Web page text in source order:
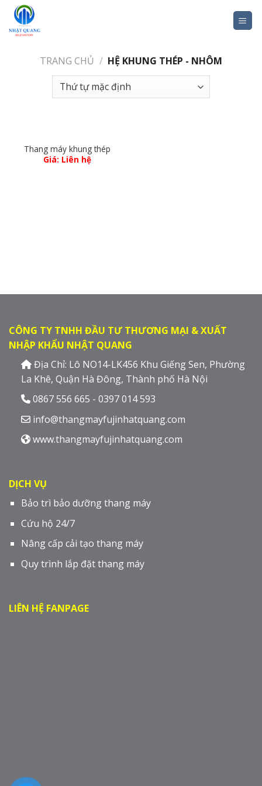
Skip
content
TRANG CHỦ / HỆ KHUNG THÉP - NHÔM
Thang máy khung thép
Giá: Liên hệ
CÔNG TY TNHH ĐẦU TƯ THƯƠNG MẠI & XUẤT
NHẬP KHẨU NHẬT QUANG
Địa Chỉ: Lô NO14-LK456 Khu Giếng Sen, Phường
La Khê, Quận Hà Đông, Thành phố Hà Nội
0867 556 665 - 0397 014 593
info@thangmayfujinhatquang.com
www.thangmayfujinhatquang.com
DỊCH VỤ
Bảo trì bảo dưỡng thang máy
Cứu hộ 24/7
Nâng cấp cải tạo thang máy
Quy trình lắp đặt thang máy
LIÊN HỆ FANPAGE